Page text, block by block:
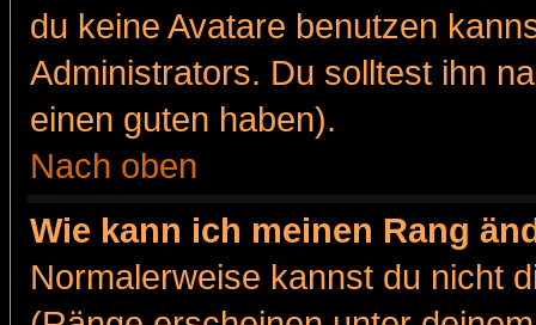
du keine Avatare benutzen
Administrators. Du solltest ihn
einen guten haben).
Nach oben
Wie kann ich meinen Rang
Normalerweise kannst du nicht